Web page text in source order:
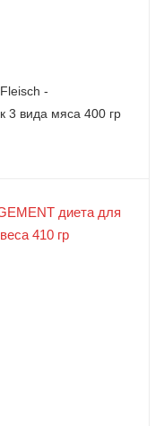
-
3 вида мяса 400 гр